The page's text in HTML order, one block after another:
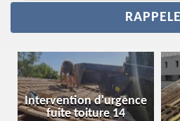
Intervention d'urgence
fuite toiture 14